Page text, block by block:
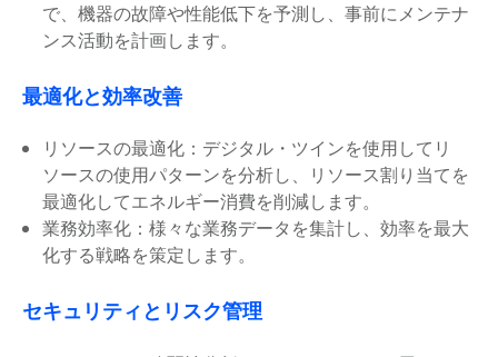
で、機器の故障や性能低下を予測し、事前にメンテナ
ンス活動を計画します。
最適化と効率改善
リソースの最適化：デジタル・ツインを使用してリ
ソースの使用パターンを分析し、リソース割り当てを
最適化してエネルギー消費を削減します。
業務効率化：様々な業務データを集計し、効率を最大
化する戦略を策定します。
セキュリティとリスク管理